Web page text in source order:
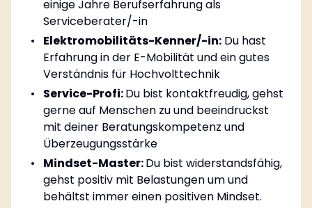
einige Jahre Berufserfahrung als
Serviceberater/-in
Elektromobilitäts-Kenner/-in:Du hast
Erfahrung in der E-Mobilität und ein gutes
Verständnis für Hochvolttechnik
Service-Profi:Du bist kontaktfreudig, gehst
gerne auf Menschen zu und beeindruckst
mit deiner Beratungskompetenz und
Überzeugungsstärke
Mindset-Master:Du bist widerstandsfähig,
gehst positiv mit Belastungen um und
behältst immer einen positiven Mindset.